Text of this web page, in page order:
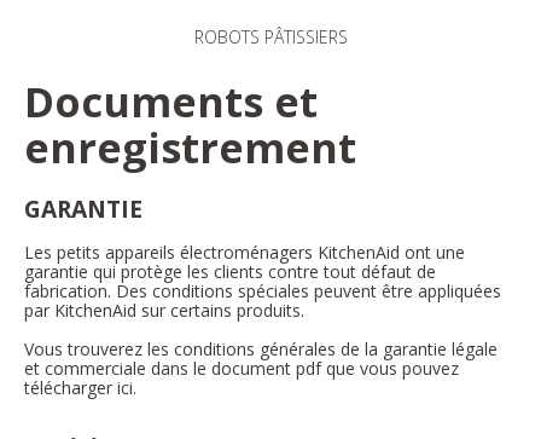
ROBOTS PÂTISSIERS
Documents et
enregistrement
GARANTIE
Les petits appareils électroménagers KitchenAid ont une
garantie qui protège les clients contre tout défaut de
fabrication. Des conditions spéciales peuvent être appliquées
par KitchenAid sur certains produits.
Vous trouverez les conditions générales de la garantie légale
et commerciale dans le document pdf que vous pouvez
télécharger ici.